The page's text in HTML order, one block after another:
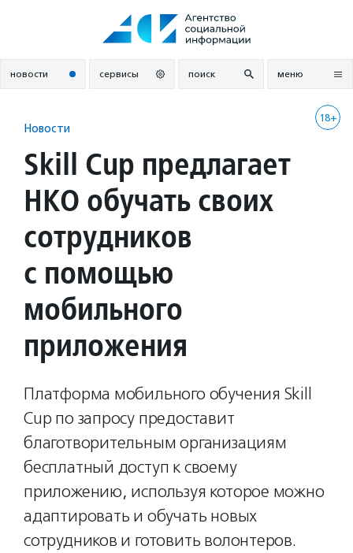
новости сервисы поиск меню
18+
Новости
Skill Cup предлагает
НКО обучать своих
сотрудников
с помощью
мобильного
приложения
Платформа мобильного обучения Skill
Cup по запросу предоставит
благотворительным организациям
бесплатный доступ к своему
приложению, используя которое можно
адаптировать и обучать новых
сотрудников и готовить волонтеров.